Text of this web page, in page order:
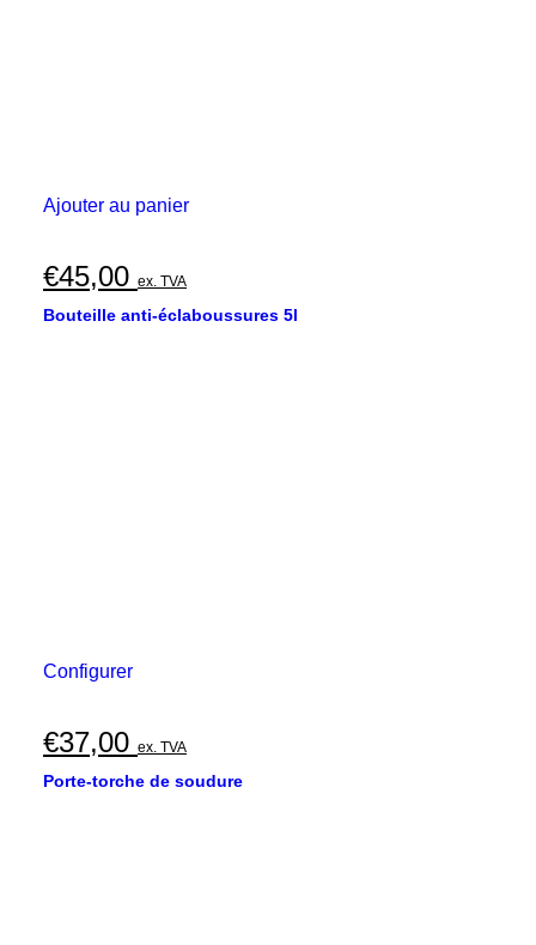
Ajouter au panier
€45,00 ex. TVA
Bouteille anti-éclaboussures 5l
Configurer
€37,00 ex. TVA
Porte-torche de soudure